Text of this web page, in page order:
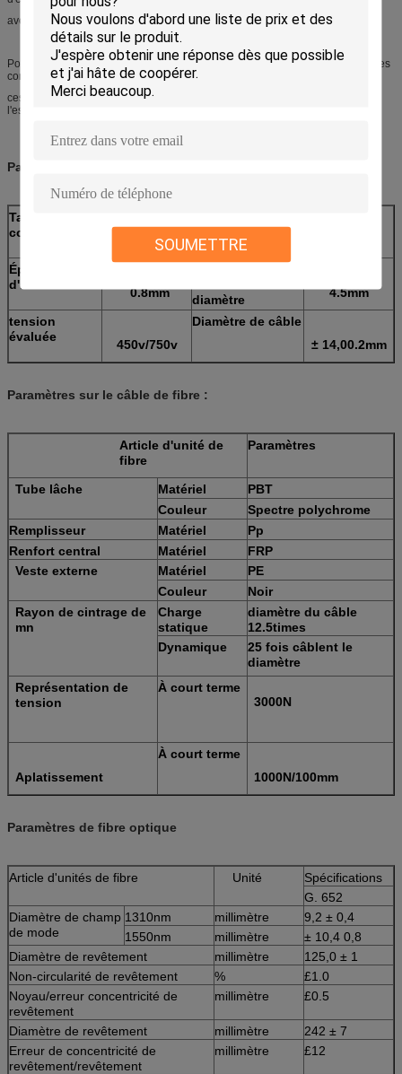
SOUMETTRE
avec les vestes et les porteurs centraux isolés de tout-diélectrique.
Pour des applications exigeant la puissance de basse tension à distance et les
communications ultra-rapides,
ces conceptions fournissent une option efficace de simple-installation où
l'espace est d'une prime et des dispositifs ne sont pas facilement accédés.
Paramètres sur l'unité de conducteur :
Taille de
conducteur
² de 4.0MM
Épaisseur
d'isolation
0.8mm
diamètre
4.5mm
tension
évaluée
450v/750v
Diamètre de câble
± 14,00.2mm
Paramètres sur le câble de fibre :
Article d'unité de
fibre
Paramètres
Tube lâche Matériel
PBT
Couleur
Spectre polychrome
Remplisseur
Matériel
Pp
Renfort central
Matériel
FRP
Veste externe
Matériel
PE
Couleur
Noir
Rayon de cintrage de
mn
Charge
statique
diamètre du câble
12.5times
Dynamique
25 fois câblent le
diamètre
Représentation de
tension
À court terme
3000N
Aplatissement
À court terme
1000N/100mm
Paramètres de fibre optique
Article d'unités de fibre Unité
Spécifications
G. 652
Diamètre de champ
de mode
1310nm millimètre
9,2 ± 0,4
1550nm
millimètre
± 10,4 0,8
Diamètre de revêtement
millimètre
125,0 ± 1
Non-circularité de revêtement
%
£1.0
Noyau/erreur concentricité de
revêtement
millimètre £0.5
Diamètre de revêtement millimètre
242 ± 7
Erreur de concentricité de
revêtement/revêtement
millimètre £12